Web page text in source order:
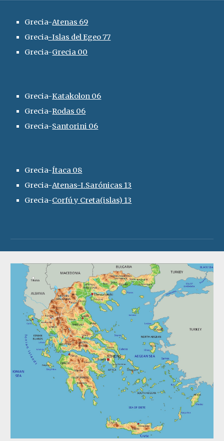
Grecia-Atenas 69
Grecia-Islas del Egeo 77
Grecia-Grecia 00
Grecia-Katakolon 06
Grecia-Rodas 06
Grecia-Santorini 06
Grecia-Ítaca 08
Grecia-Atenas-I.Sarónicas 13
Grecia-Corfú y Creta(islas) 13